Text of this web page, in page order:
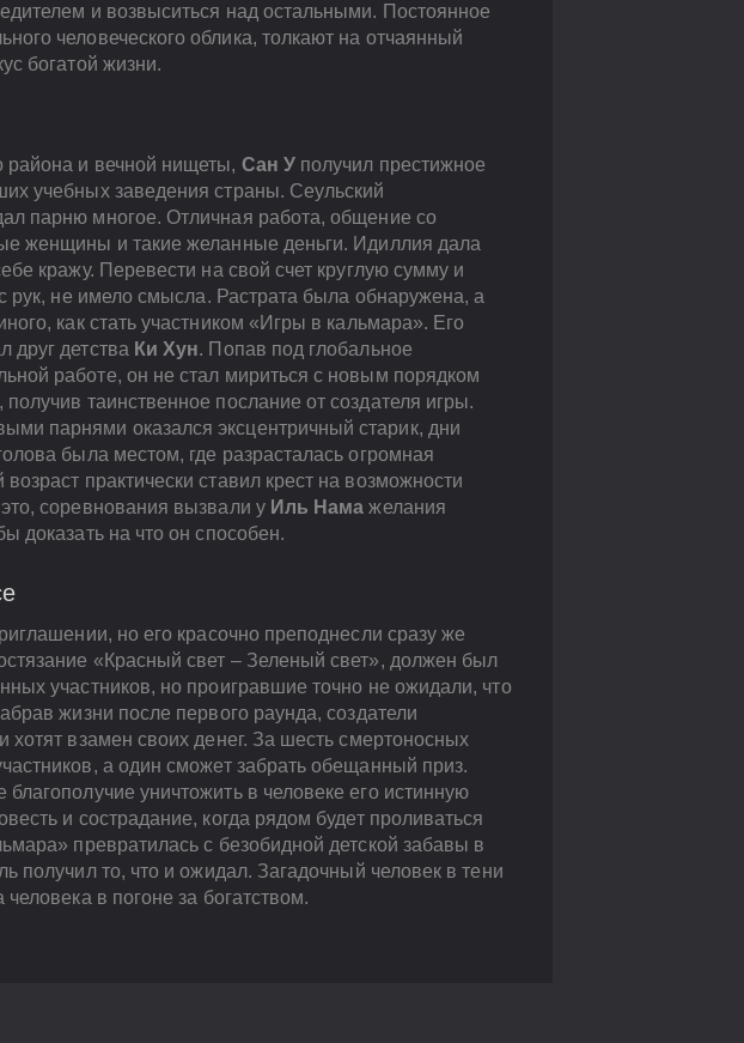
и возвыситься над остальными. Постоянное
человеческого облика, толкают на отчаянный
богатой жизни.
района и вечной нищеты, Сан Уполучил престижное
учебных заведения страны. Сеульский
парню многое. Отличная работа, общение со
женщины и такие желанные деньги. Идиллия дала
кражу. Перевести на свой счет круглую сумму и
рук, не имело смысла. Растрата была обнаружена, а
как стать участником «Игры в кальмара». Его
друг детства Ки Хун. Попав под глобальное
работе, он не стал мириться с новым порядком
таинственное послание от создателя игры.
парнями оказался эксцентричный старик, дни
была местом, где разрасталась огромная
практически ставил крест на возможности
соревнования вызвали у Иль Нама желания
доказать на что он способен.
но его красочно преподнесли сразу же
«Красный свет – Зеленый свет», должен был
участников, но проигравшие точно не ожидали, что
жизни после первого раунда, создатели
хотят взамен своих денег. За шесть смертоносных
а один сможет забрать обещанный приз.
уничтожить в человеке его истинную
и сострадание, когда рядом будет проливаться
превратилась с безобидной детской забавы в
получил то, что и ожидал. Загадочный человек в тени
в погоне за богатством.